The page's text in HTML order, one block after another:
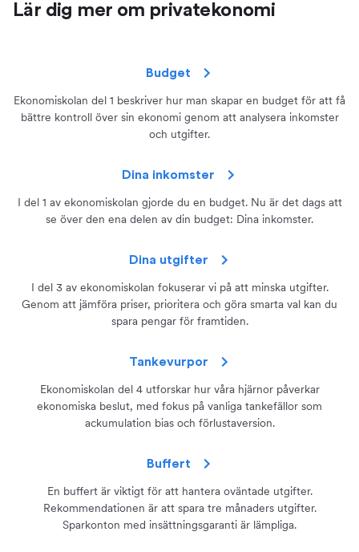
Lär dig mer om privatekonomi
Budget
Ekonomiskolan del 1 beskriver hur man skapar en budget för att få
bättre kontroll över sin ekonomi genom att analysera inkomster
och utgifter.
Dina inkomster
I del 1 av ekonomiskolan gjorde du en budget. Nu är det dags att
se över den ena delen av din budget: Dina inkomster.
Dina utgifter
I del 3 av ekonomiskolan fokuserar vi på att minska utgifter.
Genom att jämföra priser, prioritera och göra smarta val kan du
spara pengar för framtiden.
Tankevurpor
Ekonomiskolan del 4 utforskar hur våra hjärnor påverkar
ekonomiska beslut, med fokus på vanliga tankefällor som
ackumulation bias och förlustaversion.
Buffert
En buffert är viktigt för att hantera oväntade utgifter.
Rekommendationen är att spara tre månaders utgifter.
Sparkonton med insättningsgaranti är lämpliga.